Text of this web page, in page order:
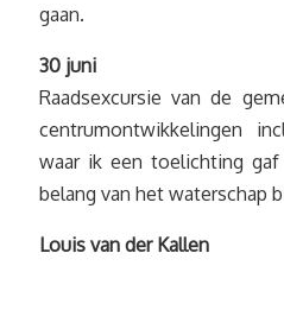
gaan.
30 juni
Raadsexcursie van de
centrumontwikkelingen
waar ik een toelichting
belang van het waterschap
Louis van der Kallen